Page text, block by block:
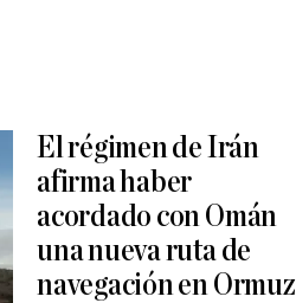
El régimen de Irán
afirma haber
acordado con Omán
una nueva ruta de
navegación en Ormuz